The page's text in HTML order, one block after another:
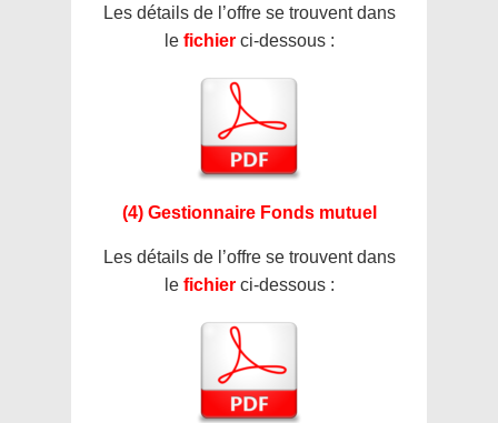
Les détails de l’offre se trouvent dans
le fichier ci-dessous :
(4) Gestionnaire Fonds mutuel
Les détails de l’offre se trouvent dans
le fichier ci-dessous :